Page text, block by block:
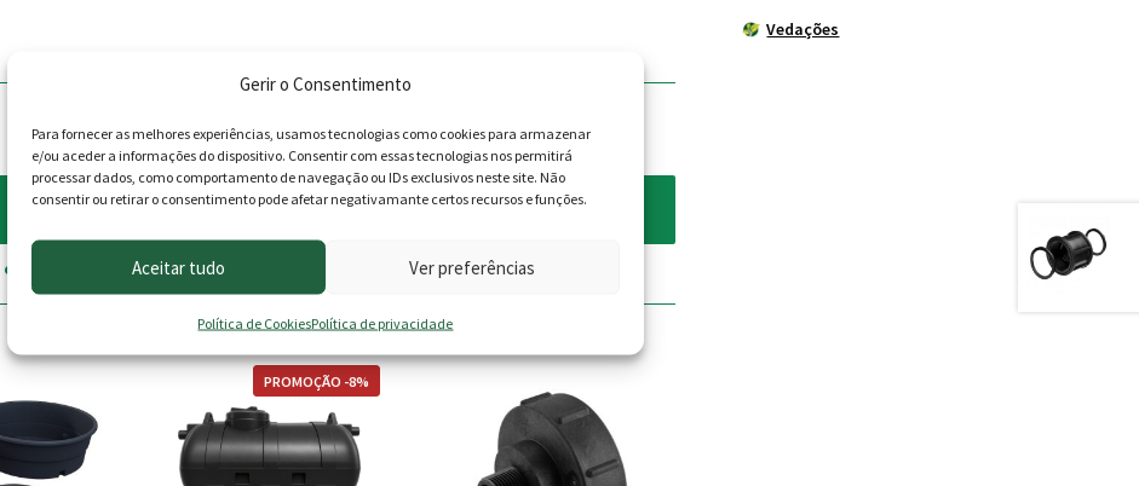
Gerir o Consentimento
Para fornecer as melhores experiências, usamos tecnologias como cookies para armazenar
e/ou aceder a informações do dispositivo. Consentir com essas tecnologias nos permitirá
processar dados, como comportamento de navegação ou IDs exclusivos neste site. Não
consentir ou retirar o consentimento pode afetar negativamante certos recursos e funções.
Aceitar tudo Ver preferências
Política de CookiesPolítica de privacidade
produto podem deixar opinião.
PROMOÇÃO -8%
This
variants.
Vedações